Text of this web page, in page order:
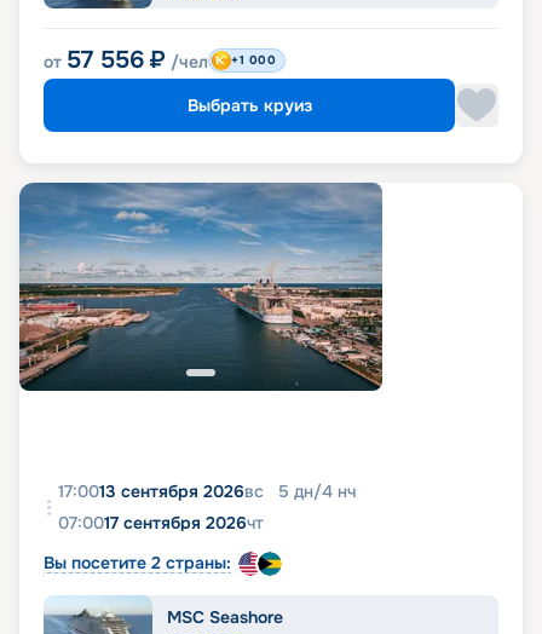
от 57 556 ₽ /чел +1 000
Выбрать круиз
17:0013 сентября 2026вс 5 дн/4 нч
07:0017 сентября 2026чт
Вы посетите 2 страны:
MSC Seashore